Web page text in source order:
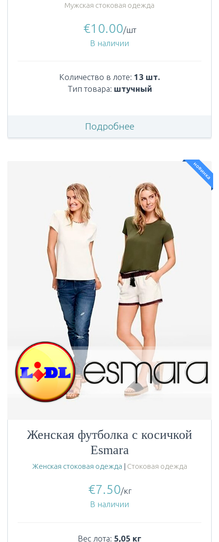
Мужская стоковая одежда
€10.00/шт
В наличии
Количество в лоте: 13 шт.
Тип товара: штучный
Подробнее
новинка
Женская футболка с косичкой
Esmara
Женская стоковая одежда | Стоковая одежда
€7.50/кг
В наличии
Вес лота: 5,05 кг